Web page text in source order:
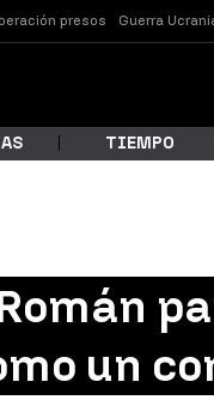
presos Guerra
TIEMPO
un